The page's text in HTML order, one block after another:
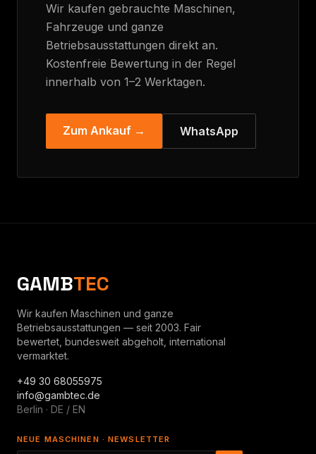
Wir kaufen gebrauchte Maschinen,
Fahrzeuge und ganze
Betriebsausstattungen direkt an.
Kostenfreie Bewertung in der Regel
innerhalb von 1–2 Werktagen.
Zum Ankauf → WhatsApp
GAMBTEC
Wir kaufen Maschinen und ganze
Betriebsausstattungen — seit 2003. Fair
bewertet, bundesweit abgeholt, international
vermarktet.
+49 30 68055975
info@gambtec.de
Berlin · DE / EN
NEUE MASCHINEN · NEWSLETTER